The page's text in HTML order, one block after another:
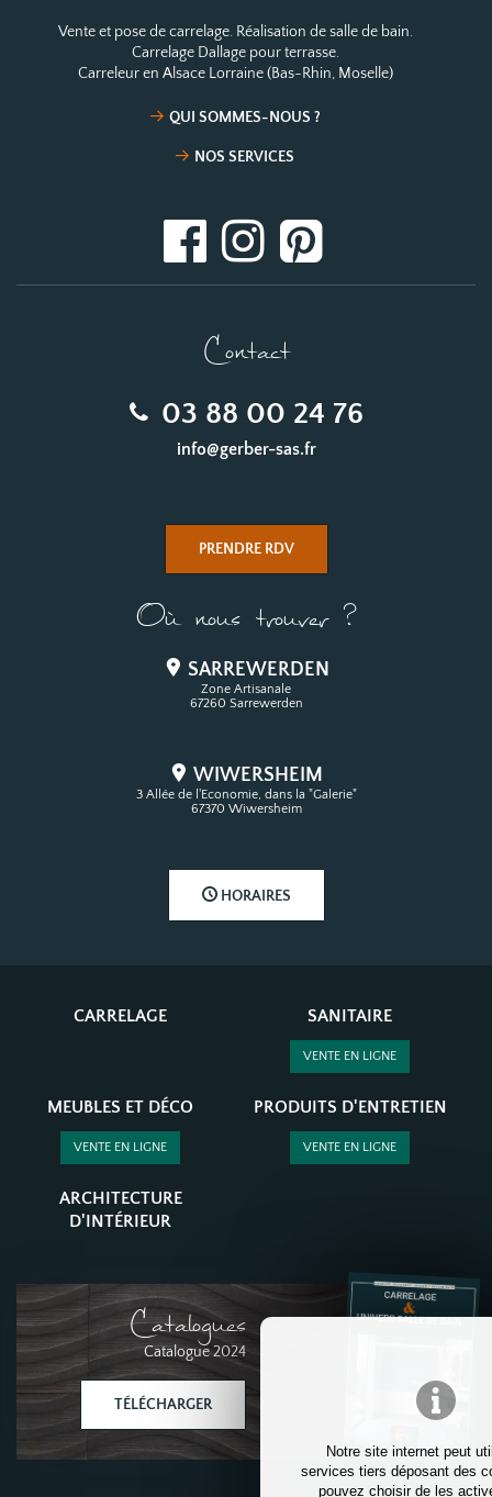
Notre site internet peut
services tiers déposant des
pouvez choisir de les
Vente et pose de carrelage. Réalisation de salle de bain.
Carrelage Dallage pour terrasse.
Carreleur en Alsace Lorraine (Bas-Rhin, Moselle)
QUI SOMMES-NOUS ?
NOS SERVICES
Contact
03 88 00 24 76
info@gerber-sas.fr
PRENDRE RDV
Où nous trouver ?
SARREWERDEN
Zone Artisanale
67260 Sarrewerden
WIWERSHEIM
3 Allée de l'Economie, dans la "Galerie"
67370 Wiwersheim
HORAIRES
CARRELAGE SANITAIRE
VENTE EN LIGNE
MEUBLES ET DÉCO
VENTE EN LIGNE
PRODUITS D'ENTRETIEN
VENTE EN LIGNE
ARCHITECTURE
D'INTÉRIEUR
Catalogues
Catalogue 2024
TÉLÉCHARGER